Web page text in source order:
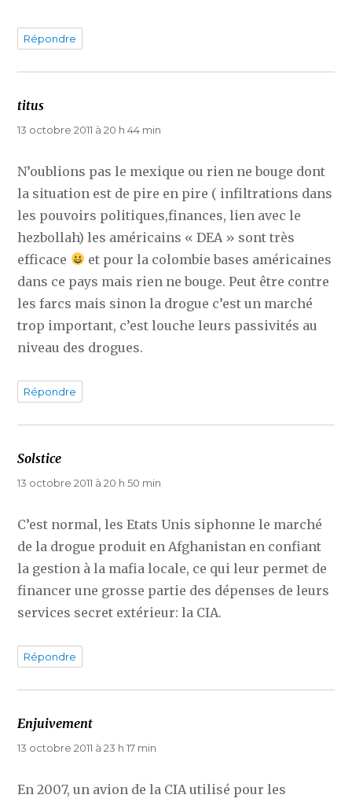
Répondre
titus
13 octobre 2011 à 20 h 44 min
N’oublions pas le mexique ou rien ne bouge dont
la situation est de pire en pire ( infiltrations dans
les pouvoirs politiques,finances, lien avec le
hezbollah) les américains « DEA » sont très
efficace
et pour la colombie bases américaines
dans ce pays mais rien ne bouge. Peut être contre
les farcs mais sinon la drogue c’est un marché
trop important, c’est louche leurs passivités au
niveau des drogues.
Répondre
Solstice
13 octobre 2011 à 20 h 50 min
C’est normal, les Etats Unis siphonne le marché
de la drogue produit en Afghanistan en confiant
la gestion à la mafia locale, ce qui leur permet de
financer une grosse partie des dépenses de leurs
services secret extérieur: la CIA.
Répondre
Enjuivement
13 octobre 2011 à 23 h 17 min
En 2007, un avion de la CIA utilisé pour les